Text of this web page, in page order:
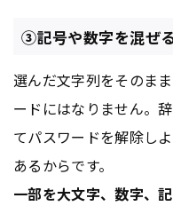
③記号や数字を混ぜ
選んだ文字列をそのま
ードにはなりません。
てパスワードを解除し
あるからです。
一部を大文字、数字、